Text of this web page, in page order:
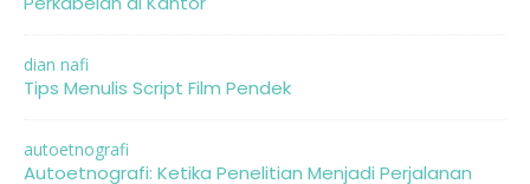
dian nafi
Tips Menulis Script Film Pendek
autoetnografi
Autoetnografi: Ketika Penelitian Menjadi Perjalanan